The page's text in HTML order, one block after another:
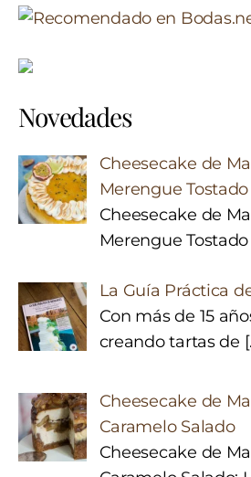
Novedades
Cheesecake de
Merengue Tostado
Cheesecake de
Merengue
La Guía Práctica
Con más de 15
creando tartas de
Cheesecake de
Caramelo Salado
Cheesecake de